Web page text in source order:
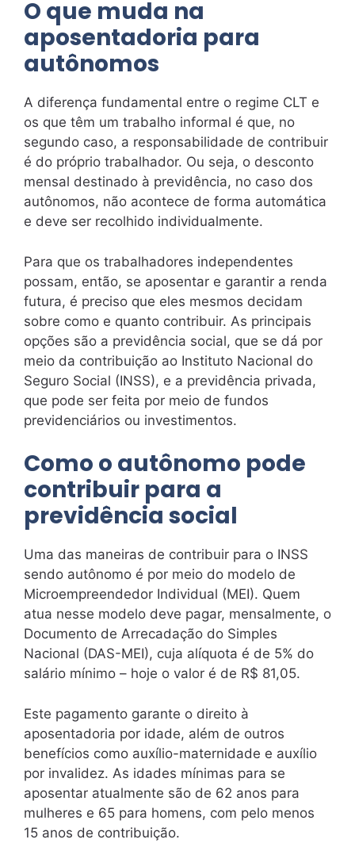
O que muda na
aposentadoria para
autônomos
A diferença fundamental entre o regime CLT e
os que têm um trabalho informal é que, no
segundo caso, a responsabilidade de contribuir
é do próprio trabalhador. Ou seja, o desconto
mensal destinado à previdência, no caso dos
autônomos, não acontece de forma automática
e deve ser recolhido individualmente.
Para que os trabalhadores independentes
possam, então, se aposentar e garantir a renda
futura, é preciso que eles mesmos decidam
sobre como e quanto contribuir. As principais
opções são a previdência social, que se dá por
meio da contribuição ao Instituto Nacional do
Seguro Social (INSS), e a previdência privada,
que pode ser feita por meio de fundos
previdenciários ou investimentos.
Como o autônomo pode
contribuir para a
previdência social
Uma das maneiras de contribuir para o INSS
sendo autônomo é por meio do modelo de
Microempreendedor Individual (MEI). Quem
atua nesse modelo deve pagar, mensalmente, o
Documento de Arrecadação do Simples
Nacional (DAS-MEI), cuja alíquota é de 5% do
salário mínimo – hoje o valor é de R$ 81,05.
Este pagamento garante o direito à
aposentadoria por idade, além de outros
benefícios como auxílio-maternidade e auxílio
por invalidez. As idades mínimas para se
aposentar atualmente são de 62 anos para
mulheres e 65 para homens, com pelo menos
15 anos de contribuição.